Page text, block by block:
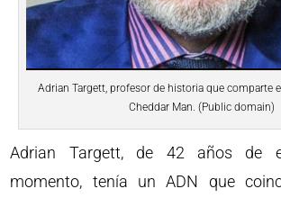
Adrian Targett, profesor de historia que comparte
Cheddar Man. (Public domain)
Adrian Targett, de 42 años de
momento, tenía un ADN que